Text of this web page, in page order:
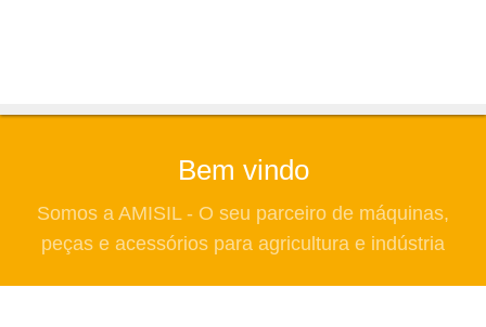
Bem vindo
Somos a AMISIL - O seu parceiro de máquinas,
peças e acessórios para agricultura e indústria